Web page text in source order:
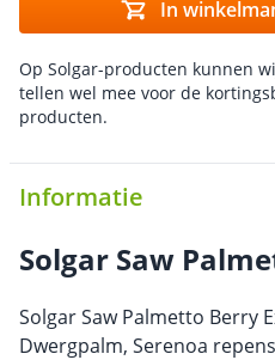
In
Op Solgar-producten kunnen
tellen wel mee voor de
producten.
Informatie
Solgar Saw
Solgar Saw Palmetto Berry
Dwergpalm, Serenoa